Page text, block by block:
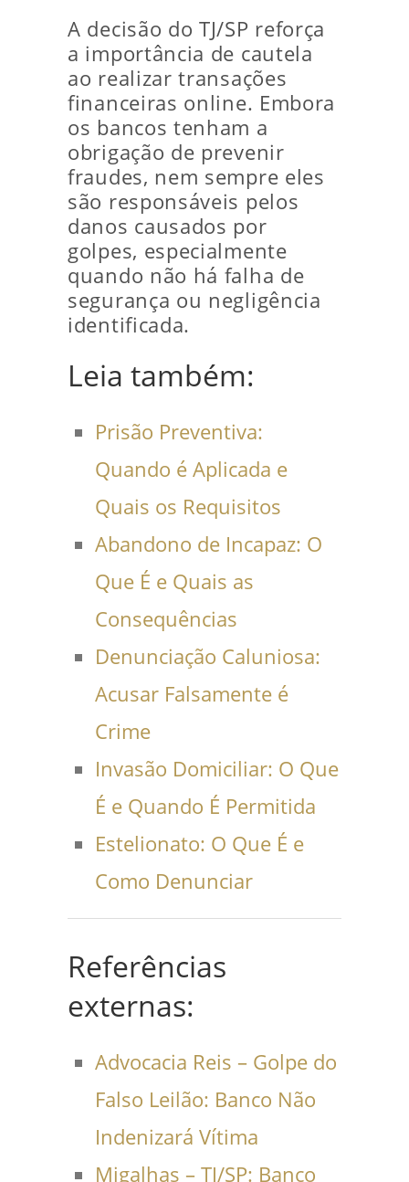
A decisão do TJ/SP reforça
a importância de cautela
ao realizar transações
financeiras online. Embora
os bancos tenham a
obrigação de prevenir
fraudes, nem sempre eles
são responsáveis pelos
danos causados por
golpes, especialmente
quando não há falha de
segurança ou negligência
identificada.
Leia também:
Prisão Preventiva:
Quando é Aplicada e
Quais os Requisitos
Abandono de Incapaz: O
Que É e Quais as
Consequências
Denunciação Caluniosa:
Acusar Falsamente é
Crime
Invasão Domiciliar: O Que
É e Quando É Permitida
Estelionato: O Que É e
Como Denunciar
Referências
externas:
Advocacia Reis – Golpe do
Falso Leilão: Banco Não
Indenizará Vítima
Migalhas – TJ/SP: Banco